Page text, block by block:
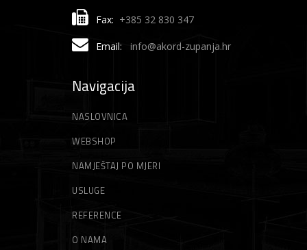
Fax: +385 32 830 347
Email: info@akord-zupanja.hr
Navigacija
NASLOVNICA
WEBSHOP
NAMJEŠTAJ PO MJERI
USLUGE
REFERENCE
O NAMA